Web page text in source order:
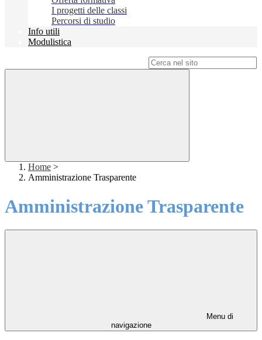
I progetti delle classi
Percorsi di studio
Info utili
Modulistica
Home >
Amministrazione Trasparente
Amministrazione Trasparente
Menu di
navigazione